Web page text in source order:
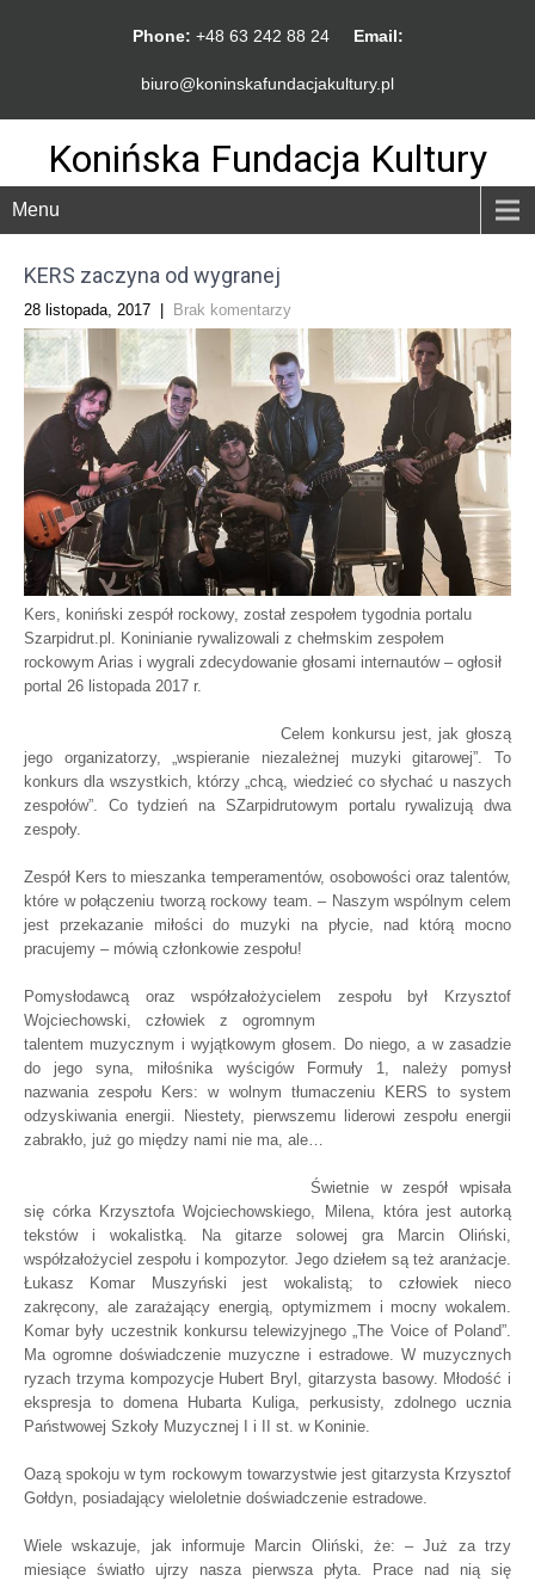
Phone: +48 63 242 88 24 Email:
biuro@koninskafundacjakultury.pl
Konińska Fundacja Kultury
Menu
KERS zaczyna od wygranej
28 listopada, 2017 Brak komentarzy
Kers, koniński zespół rockowy, został zespołem tygodnia portalu
Szarpidrut.pl. Koninianie rywalizowali z chełmskim zespołem
rockowym Arias i wygrali zdecydowanie głosami internautów – ogłosił
portal 26 listopada 2017 r.
Celem konkursu jest, jak głoszą
jego organizatorzy, „wspieranie niezależnej muzyki gitarowej”. To
konkurs dla wszystkich, którzy „chcą, wiedzieć co słychać u naszych
zespołów”. Co tydzień na SZarpidrutowym portalu rywalizują dwa
zespoły.
Zespół Kers to mieszanka temperamentów, osobowości oraz talentów,
które w połączeniu tworzą rockowy team. – Naszym wspólnym celem
jest przekazanie miłości do muzyki na płycie, nad którą mocno
pracujemy – mówią członkowie zespołu!
Pomysłodawcą oraz współzałożycielem zespołu był Krzysztof
Wojciechowski, człowiek z ogromnym
talentem muzycznym i wyjątkowym głosem. Do niego, a w zasadzie
do jego syna, miłośnika wyścigów Formuły 1, należy pomysł
nazwania zespołu Kers: w wolnym tłumaczeniu KERS to system
odzyskiwania energii. Niestety, pierwszemu liderowi zespołu energii
zabrakło, już go między nami nie ma, ale…
Świetnie w zespół wpisała
się córka Krzysztofa Wojciechowskiego, Milena, która jest autorką
tekstów i wokalistką. Na gitarze solowej gra Marcin Oliński,
współzałożyciel zespołu i kompozytor. Jego dziełem są też aranżacje.
Łukasz Komar Muszyński jest wokalistą; to człowiek nieco
zakręcony, ale zarażający energią, optymizmem i mocny wokalem.
Komar były uczestnik konkursu telewizyjnego „The Voice of Poland”.
Ma ogromne doświadczenie muzyczne i estradowe. W muzycznych
ryzach trzyma kompozycje Hubert Bryl, gitarzysta basowy. Młodość i
ekspresja to domena Hubarta Kuliga, perkusisty, zdolnego ucznia
Państwowej Szkoły Muzycznej I i II st. w Koninie.
Oazą spokoju w tym rockowym towarzystwie jest gitarzysta Krzysztof
Gołdyn, posiadający wieloletnie doświadczenie estradowe.
Wiele wskazuje, jak informuje Marcin Oliński, że: – Już za trzy
miesiące światło ujrzy nasza pierwsza płyta. Prace nad nią się